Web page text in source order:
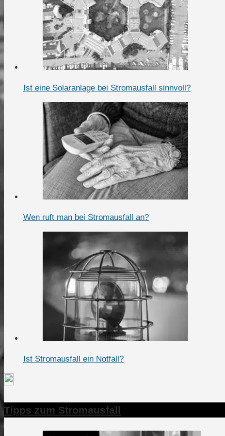
Ist eine Solaranlage bei Stromausfall sinnvoll?
Wen ruft man bei Stromausfall an?
Ist Stromausfall ein Notfall?
Tipps zum Stromausfall